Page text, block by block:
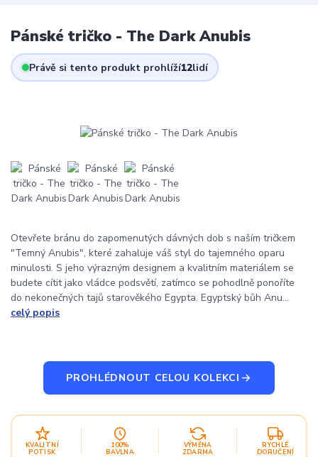
Pánské tričko - The Dark Anubis
Právě si tento produkt prohlíží12lidí
Otevřete bránu do zapomenutých dávných dob s naším tričkem
"Temný Anubis", které zahaluje váš styl do tajemného oparu
minulosti. S jeho výrazným designem a kvalitním materiálem se
budete cítit jako vládce podsvětí, zatímco se pohodlně ponoříte
do nekonečných tajů starověkého Egypta. Egyptský bůh Anu...
celý popis
PROHLÉDNOUT CELOU KOLEKCI
KVALITNÍ
POTISK
100%
BAVLNA
VÝMĚNA
ZDARMA
RYCHLÉ
DORUČENÍ